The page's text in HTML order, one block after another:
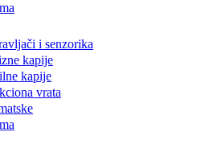
i senzorika
kapije
kapije
vrata